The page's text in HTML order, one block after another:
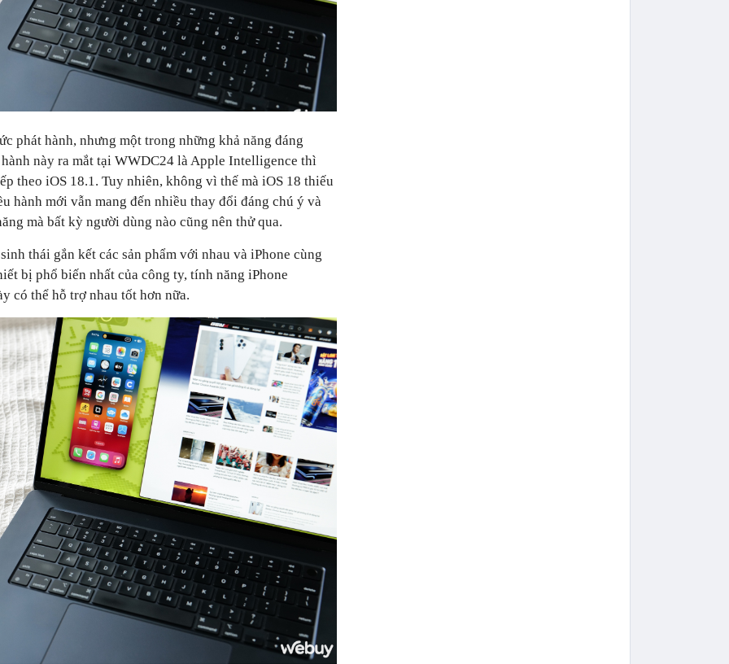
phát hành, nhưng một trong những khả năng đáng
này ra mắt tại WWDC24 là Apple Intelligence thì
theo iOS 18.1. Tuy nhiên, không vì thế mà iOS 18 thiếu
hành mới vẫn mang đến nhiều thay đổi đáng chú ý và
mà bất kỳ người dùng nào cũng nên thử qua.
thái gắn kết các sản phẩm với nhau và iPhone cùng
bị phổ biến nhất của công ty, tính năng iPhone
có thể hỗ trợ nhau tốt hơn nữa.